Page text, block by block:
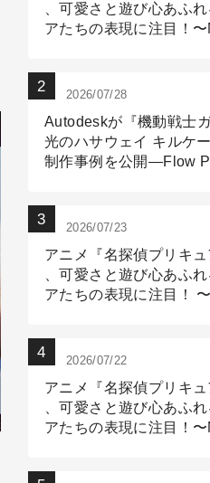
、可愛さと遊び心あふ
アたちの表現に注目！
2026/07/28
Autodeskが『機動戦士
光のハサウェイ キルケー
制作事例を公開―Flow
2026/07/23
アニメ『名探偵プリキ
、可愛さと遊び心あふ
アたちの表現に注目！
2026/07/22
アニメ『名探偵プリキ
、可愛さと遊び心あふ
アたちの表現に注目！